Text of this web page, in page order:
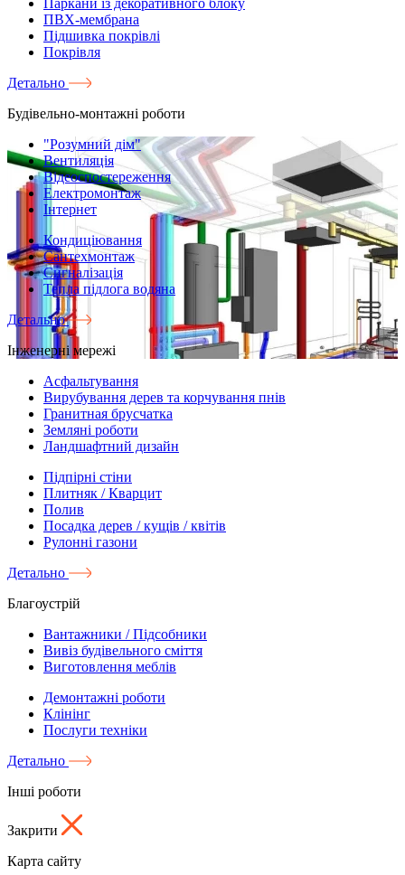
Паркани із декоративного блоку
ПВХ-мембрана
Підшивка покрівлі
Покрівля
Детально
Будівельно-монтажні роботи
"Розумний дім"
Вентиляція
Відеоспостереження
Електромонтаж
Інтернет
Кондиціювання
Сантехмонтаж
Сигналізація
Тепла підлога водяна
Детально
Інженерні мережі
Асфальтування
Вирубування дерев та корчування пнів
Гранитная брусчатка
Земляні роботи
Ландшафтний дизайн
Підпірні стіни
Плитняк / Кварцит
Полив
Посадка дерев / кущів / квітів
Рулонні газони
Детально
Благоустрій
Вантажники / Підсобники
Вивіз будівельного сміття
Виготовлення меблів
Демонтажні роботи
Клінінг
Послуги техніки
Детально
Інші роботи
Закрити
Карта сайту